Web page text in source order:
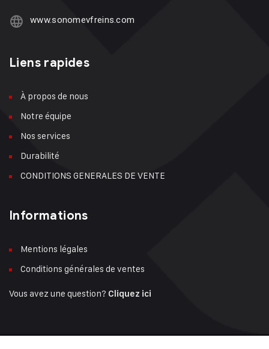
www.sonomevfreins.com
Liens rapides
À propos de nous
Notre équipe
Nos services
Durabilité
CONDITIONS GENERALES DE VENTE
Informations
Mentions légales
Conditions générales de ventes
Vous avez une question? Cliquez ici